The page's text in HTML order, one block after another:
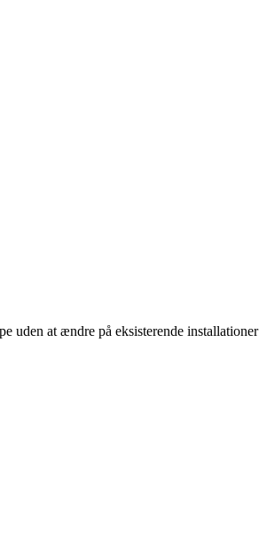
uden at ændre på eksisterende installationer